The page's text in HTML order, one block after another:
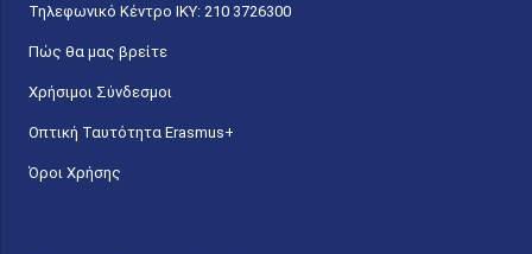
Τηλεφωνικό Κέντρο IKY: 210 3726300
Πώς θα μας βρείτε
Χρήσιμοι Σύνδεσμοι
Οπτική Ταυτότητα Erasmus+
Όροι Χρήσης